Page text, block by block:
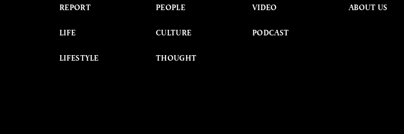
REPORT
LIFE
LIFESTYLE
PEOPLE
CULTURE
THOUGHT
VIDEO
PODCAST
ABOUT US